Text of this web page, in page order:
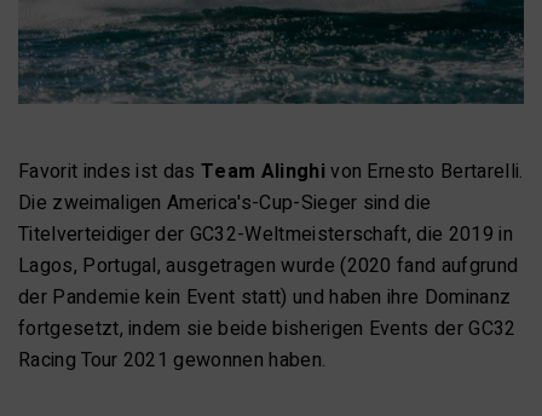
Favorit indes ist dasTeam Alinghi von Ernesto Bertarelli.
Die zweimaligen America's-Cup-Sieger sind die
Titelverteidiger der GC32-Weltmeisterschaft, die 2019 in
Lagos, Portugal, ausgetragen wurde (2020 fand aufgrund
der Pandemie kein Event statt) und haben ihre Dominanz
fortgesetzt, indem sie beide bisherigen Events der GC32
Racing Tour 2021 gewonnen haben.